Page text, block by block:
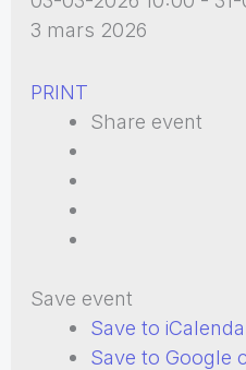
3 mars 2026
PRINT
Share event
Save event
Save to
Save to Google